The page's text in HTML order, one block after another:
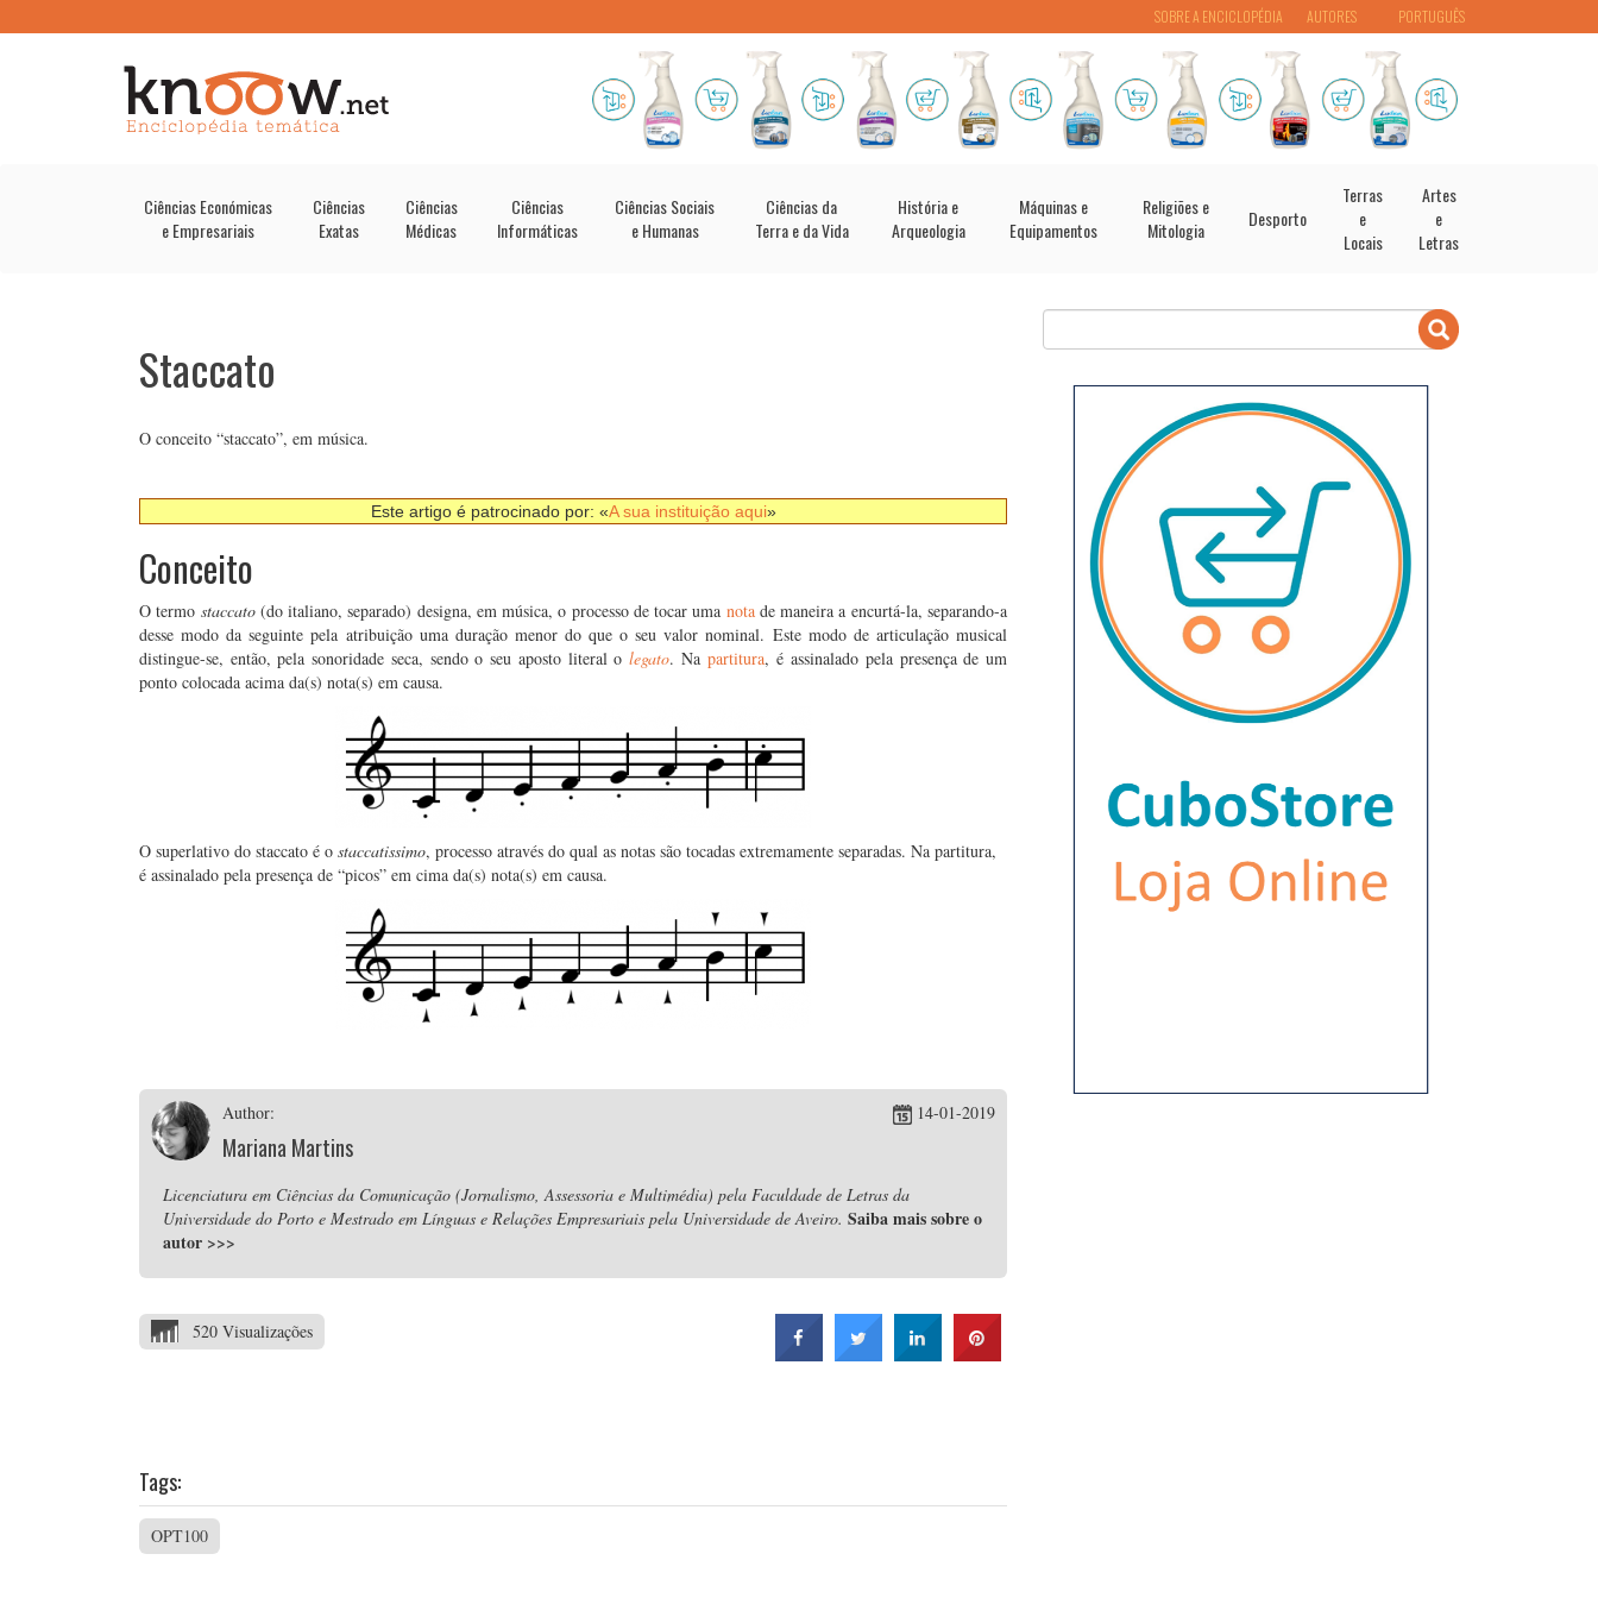
PORTUGUÊS
SOBRE A ENCICLOPÉDIA AUTORES
Ciências Económicas
e Empresariais
Ciências
Exatas
Ciências
Médicas
Ciências
Informáticas
Ciências Sociais
e Humanas
Ciências da
Terra e da Vida
História e
Arqueologia
Máquinas e
Equipamentos
Religiões e
Mitologia
Desporto
Terras
e
Locais
Artes
e
Letras
Staccato
O conceito “staccato”, em música.
Este artigo é patrocinado por: «A sua instituição aqui»
Conceito
O termo staccato(do italiano, separado) designa, em música, o processo de tocar uma notade maneira a encurtá-la, separando-a
desse modo da seguinte pela atribuição uma duração menor do que o seu valor nominal. Este modo de articulação musical
distingue-se, então, pela sonoridade seca, sendo o seu aposto literal o legato. Na partitura, é assinalado pela presença de um
ponto colocada acima da(s) nota(s) em causa.
O superlativo do staccato é o staccatissimo, processo através do qual as notas são tocadas extremamente separadas. Na partitura,
é assinalado pela presença de “picos” em cima da(s) nota(s) em causa.
Author:
Mariana Martins
14-01-2019
Licenciatura em Ciências da Comunicação (Jornalismo, Assessoria e Multimédia) pela Faculdade de Letras da
Universidade do Porto e Mestrado em Línguas e Relações Empresariais pela Universidade de Aveiro. Saiba mais sobre o
autor >>>
520 Visualizações
Tags:
OPT100